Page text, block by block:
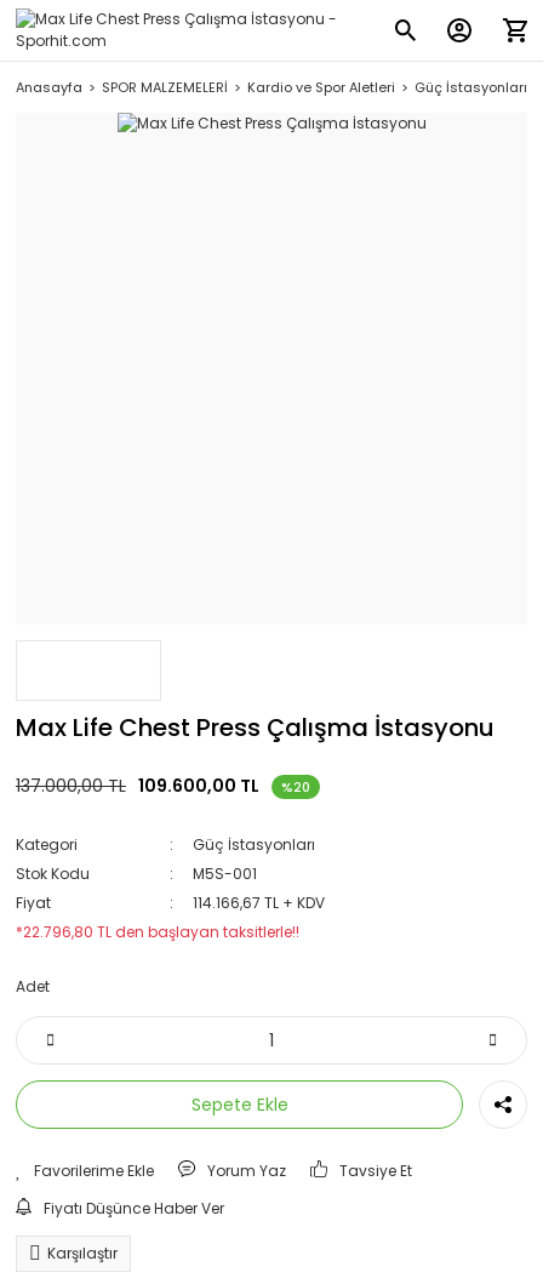
Anasayfa SPOR MALZEMELERİ Kardio ve Spor Aletleri Güç İstasyonları
Max Life Chest Press Çalışma İstasyonu
137.000,00 TL 109.600,00 TL %20
Kategori
Güç İstasyonları
Stok Kodu
M5S-001
Fiyat
114.166,67 TL + KDV
*22.796,80 TL den başlayan taksitlerle!!
Adet
Sepete Ekle
Yorum Yaz
Tavsiye Et
Fiyatı Düşünce Haber Ver
Karşılaştır